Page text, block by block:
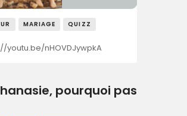
MARIAGE QUIZZ
youtu.be/nHOVDJywpkA
pourquoi pas